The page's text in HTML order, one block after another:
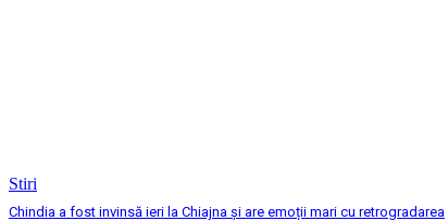
Stiri
Chindia a fost invinsă ieri la Chiajna și are emoții mari cu retrogradarea